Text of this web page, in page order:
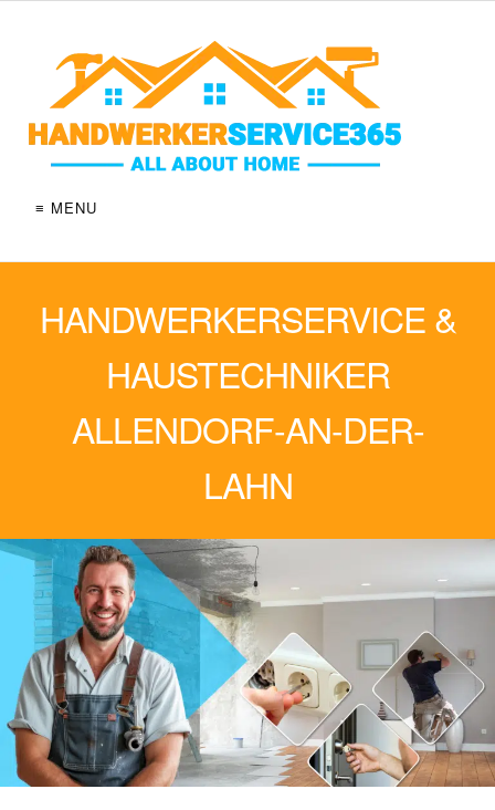
≡ MENU
HANDWERKERSERVICE &
HAUSTECHNIKER
ALLENDORF-AN-DER-
LAHN